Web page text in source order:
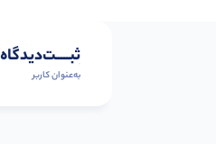
ثبـــــت‌دیدگاه
به‌عنوان کاربر